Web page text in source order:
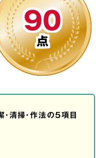
90
点
清掃・作法の5項目